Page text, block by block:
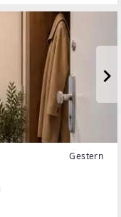
Gestern